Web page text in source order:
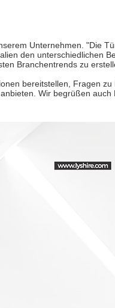
Unternehmen. "Die
den unterschiedlichen
Branchentrends zu
bereitstellen, Fragen
Wir begrüßen